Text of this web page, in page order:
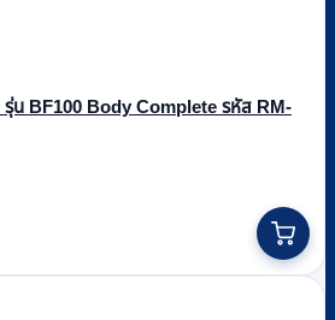
รุ่น BF100 Body Complete รหัส RM-